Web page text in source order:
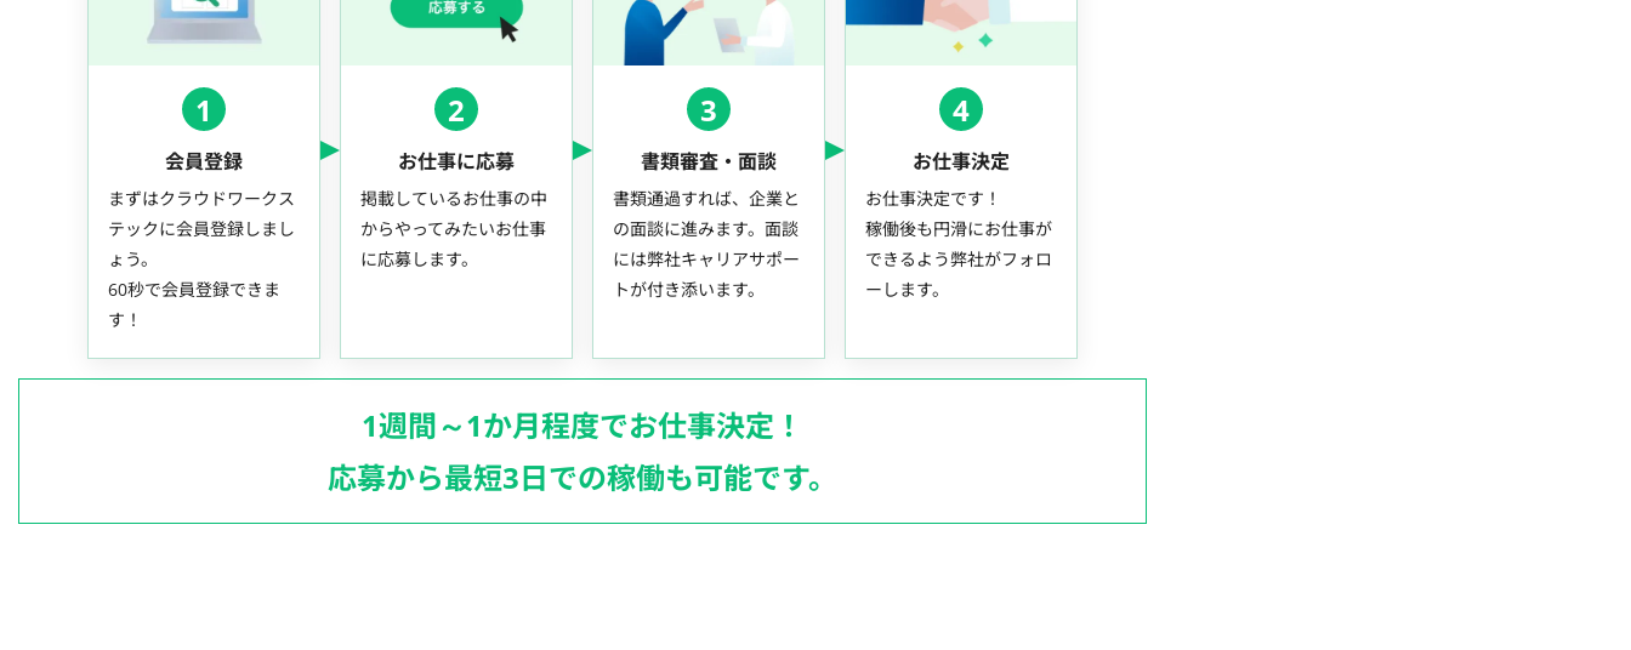
1
会員登録
まずはクラウドワークス
テックに会員登録しまし
ょう。
60秒で会員登録できま
す！
2
お仕事に応募
掲載しているお仕事の中
からやってみたいお仕事
に応募します。
3
書類審査・面談
書類通過すれば、企業と
の面談に進みます。面談
には弊社キャリアサポー
トが付き添います。
4
お仕事決定
お仕事決定です！
稼働後も円滑にお仕事が
できるよう弊社がフォロ
ーします。
1週間～1か月程度でお仕事決定！
応募から最短3日での稼働も可能です。